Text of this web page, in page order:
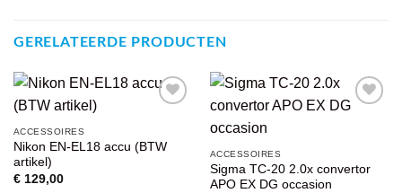
GERELATEERDE PRODUCTEN
WENSENLIJST
ACCESSOIRES
Nikon EN-EL18 accu (BTW
artikel)
€129,00
ACCESSOIRES
Sigma TC-20 2.0x convertor
APO EX DG occasion